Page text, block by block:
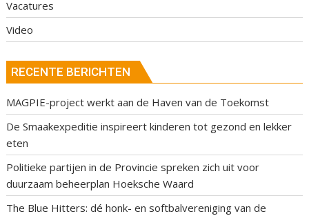
Vacatures
Video
RECENTE BERICHTEN
MAGPIE-project werkt aan de Haven van de Toekomst
De Smaakexpeditie inspireert kinderen tot gezond en lekker
eten
Politieke partijen in de Provincie spreken zich uit voor
duurzaam beheerplan Hoeksche Waard
The Blue Hitters: dé honk- en softbalvereniging van de